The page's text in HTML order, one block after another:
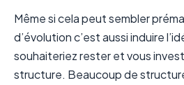
Même si cela peut sembler
d’évolution c’est aussi induire
souhaiteriez rester et vous
structure. Beaucoup de